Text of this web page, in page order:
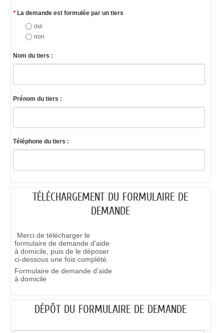
*La demande est formulée par un tiers
oui
non
Nom du tiers :
Prénom du tiers :
Téléphone du tiers :
TÉLÉCHARGEMENT DU FORMULAIRE DE
DEMANDE
Merci de télécharger le
formulaire de demande d'aide
à domicile, puis de le déposer
ci-dessous une fois complété.
Formulaire de demande d'aide
à domicile
DÉPÔT DU FORMULAIRE DE DEMANDE